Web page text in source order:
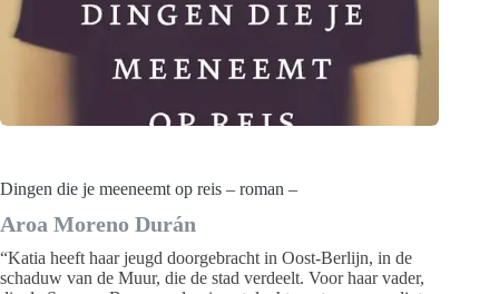
Dingen die je meeneemt op reis – roman –
Aroa Moreno Durán
“Katia heeft haar jeugd doorgebracht in Oost-Berlijn, in de
schaduw van de Muur, die de stad verdeelt. Voor haar vader,